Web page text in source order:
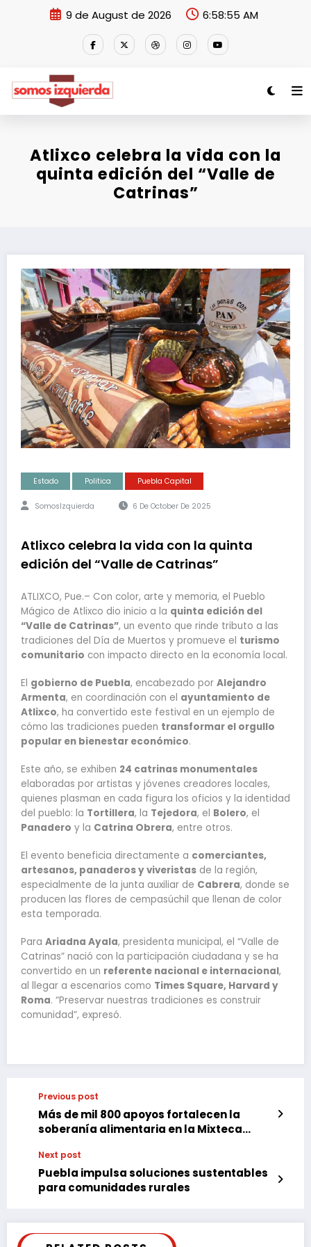
9 de August de 2026 6:58:55 AM
Atlixco celebra la vida con la
quinta edición del “Valle de
Catrinas”
Estado Politica Puebla Capital
SomosIzquierda 6 De October De 2025
Atlixco celebra la vida con la quinta
edición del “Valle de Catrinas”
ATLIXCO, Pue.– Con color, arte y memoria, el Pueblo
Mágico de Atlixco dio inicio a la quinta edición del
“Valle de Catrinas”, un evento que rinde tributo a las
tradiciones del Día de Muertos y promueve el turismo
comunitario con impacto directo en la economía local.
El gobierno de Puebla, encabezado por Alejandro
Armenta, en coordinación con el ayuntamiento de
Atlixco, ha convertido este festival en un ejemplo de
cómo las tradiciones pueden transformar el orgullo
popular en bienestar económico.
Este año, se exhiben 24 catrinas monumentales
elaboradas por artistas y jóvenes creadores locales,
quienes plasman en cada figura los oficios y la identidad
del pueblo: la Tortillera, la Tejedora, el Bolero, el
Panadero y la Catrina Obrera, entre otros.
El evento beneficia directamente a comerciantes,
artesanos, panaderos y viveristas de la región,
especialmente de la junta auxiliar de Cabrera, donde se
producen las flores de cempasúchil que llenan de color
esta temporada.
Para Ariadna Ayala, presidenta municipal, el “Valle de
Catrinas” nació con la participación ciudadana y se ha
convertido en un referente nacional e internacional,
al llegar a escenarios como Times Square, Harvard y
Roma. “Preservar nuestras tradiciones es construir
comunidad”, expresó.
Previous post
Más de mil 800 apoyos fortalecen la
soberanía alimentaria en la Mixteca
Next post
Puebla impulsa soluciones sustentables
para comunidades rurales